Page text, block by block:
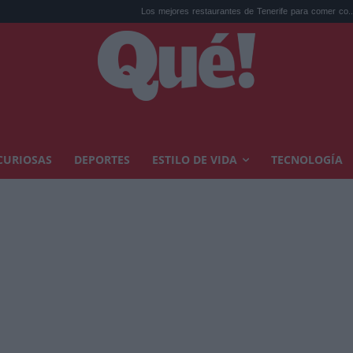
Los mejores restaurantes de Tenerife para comer co...
DEPORTES ESTILO DE VIDA TECNOLOGÍA